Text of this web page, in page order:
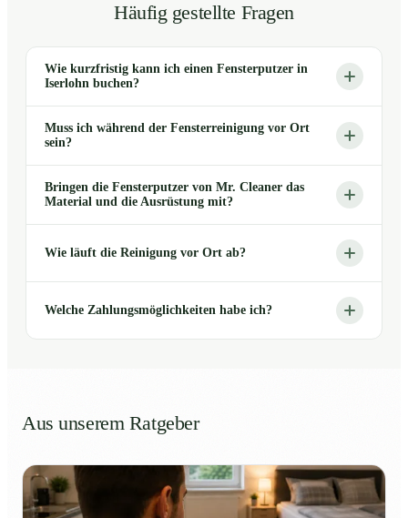
Häufig gestellte Fragen
Wie kurzfristig kann ich einen Fensterputzer in
Iserlohn buchen?
Muss ich während der Fensterreinigung vor Ort
sein?
Bringen die Fensterputzer von Mr. Cleaner das
Material und die Ausrüstung mit?
Wie läuft die Reinigung vor Ort ab?
Welche Zahlungsmöglichkeiten habe ich?
Aus unserem Ratgeber